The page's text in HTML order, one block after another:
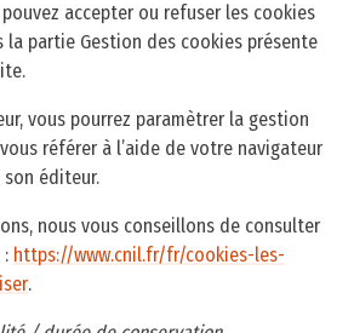
accepter ou refuser les cookies
la partie Gestion des cookies présente
vous pourrez paramètrer la gestion
référer à l’aide de votre navigateur
éditeur.
nous vous conseillons de consulter
: https://www.cnil.fr/fr/cookies-les-
.